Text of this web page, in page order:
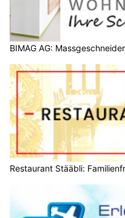
BIMAG AG:
Restaurant Stääbli: